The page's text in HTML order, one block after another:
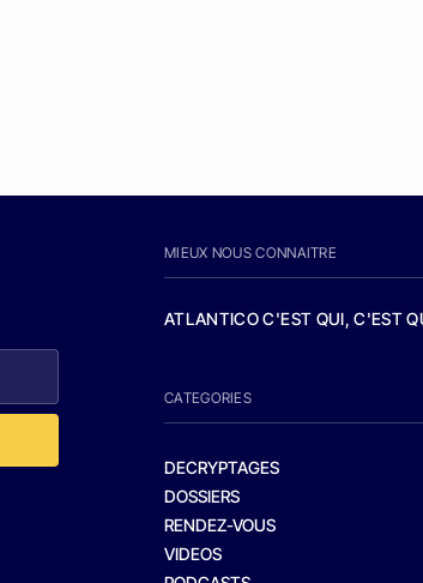
MIEUX NOUS CONNAITRE
ATLANTICO C'EST QUI, C'EST
CATEGORIES
DECRYPTAGES
DOSSIERS
RENDEZ-VOUS
VIDEOS